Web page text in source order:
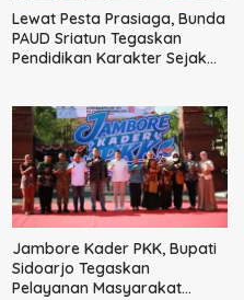
Lewat Pesta Prasiaga, Bunda
PAUD Sriatun Tegaskan
Pendidikan Karakter Sejak
Jambore Kader PKK, Bupati
Sidoarjo Tegaskan
Pelayanan Masyarakat